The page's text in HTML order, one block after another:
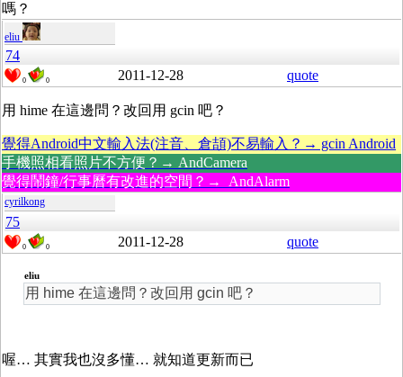
嗎？
eliu
74
0 0 2011-12-28 quote
用 hime 在這邊問？改回用 gcin 吧？
覺得Android中文輸入法(注音、倉頡)不易輸入？→ gcin Android
手機照相看照片不方便？→ AndCamera
覺得鬧鐘/行事曆有改進的空間？→ AndAlarm
cyrilkong
75
0 0 2011-12-28 quote
eliu
用 hime 在這邊問？改回用 gcin 吧？
喔… 其實我也沒多懂… 就知道更新而已